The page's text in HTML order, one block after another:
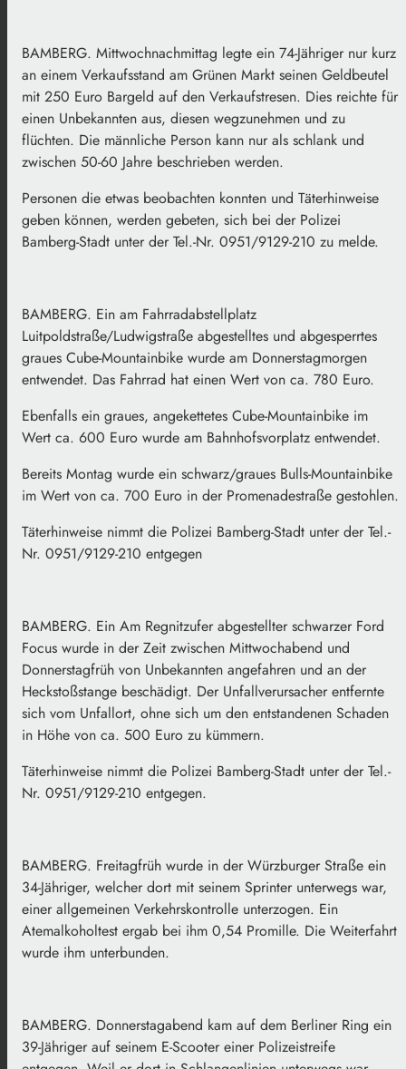
BAMBERG. Mittwochnachmittag legte ein 74-Jähriger nur kurz
an einem Verkaufsstand am Grünen Markt seinen Geldbeutel
mit 250 Euro Bargeld auf den Verkaufstresen. Dies reichte für
einen Unbekannten aus, diesen wegzunehmen und zu
flüchten. Die männliche Person kann nur als schlank und
zwischen 50-60 Jahre beschrieben werden.
Personen die etwas beobachten konnten und Täterhinweise
geben können, werden gebeten, sich bei der Polizei
Bamberg-Stadt unter der Tel.-Nr. 0951/9129-210 zu melde.
BAMBERG. Ein am Fahrradabstellplatz
Luitpoldstraße/Ludwigstraße abgestelltes und abgesperrtes
graues Cube-Mountainbike wurde am Donnerstagmorgen
entwendet. Das Fahrrad hat einen Wert von ca. 780 Euro.
Ebenfalls ein graues, angekettetes Cube-Mountainbike im
Wert ca. 600 Euro wurde am Bahnhofsvorplatz entwendet.
Bereits Montag wurde ein schwarz/graues Bulls-Mountainbike
im Wert von ca. 700 Euro in der Promenadestraße gestohlen.
Täterhinweise nimmt die Polizei Bamberg-Stadt unter der Tel.-
Nr. 0951/9129-210 entgegen
BAMBERG. Ein Am Regnitzufer abgestellter schwarzer Ford
Focus wurde in der Zeit zwischen Mittwochabend und
Donnerstagfrüh von Unbekannten angefahren und an der
Heckstoßstange beschädigt. Der Unfallverursacher entfernte
sich vom Unfallort, ohne sich um den entstandenen Schaden
in Höhe von ca. 500 Euro zu kümmern.
Täterhinweise nimmt die Polizei Bamberg-Stadt unter der Tel.-
Nr. 0951/9129-210 entgegen.
BAMBERG. Freitagfrüh wurde in der Würzburger Straße ein
34-Jähriger, welcher dort mit seinem Sprinter unterwegs war,
einer allgemeinen Verkehrskontrolle unterzogen. Ein
Atemalkoholtest ergab bei ihm 0,54 Promille. Die Weiterfahrt
wurde ihm unterbunden.
BAMBERG. Donnerstagabend kam auf dem Berliner Ring ein
39-Jähriger auf seinem E-Scooter einer Polizeistreife